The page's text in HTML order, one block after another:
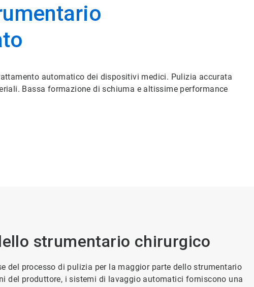
automatico dei dispositivi medici. Pulizia accurata
Bassa formazione di schiuma e altissime performance
strumentario chirurgico
del processo di pulizia per la maggior parte dello strumentario
del produttore, i sistemi di lavaggio automatici forniscono una